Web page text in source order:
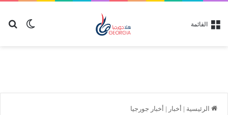
الوضع القائمة
الرئيسية | أخبار | أخبار جورجيا